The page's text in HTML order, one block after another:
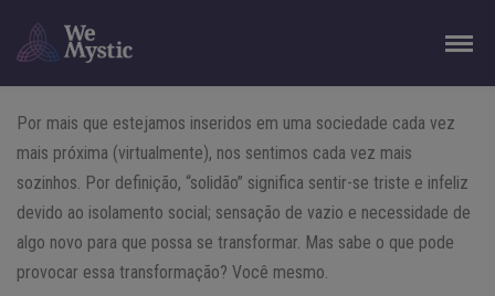
Por mais que estejamos inseridos em uma sociedade cada vez
mais próxima (virtualmente), nos sentimos cada vez mais
sozinhos. Por definição, “solidão” significa sentir-se triste e infeliz
devido ao isolamento social; sensação de vazio e necessidade de
algo novo para que possa se transformar. Mas sabe o que pode
provocar essa transformação? Você mesmo.